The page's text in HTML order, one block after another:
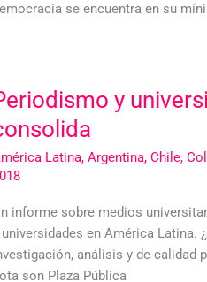
se encuentra en su
y
Latina, Argentina, Chile,
informe sobre medios
en América Latina.
análisis y de calidad
son Plaza Pública